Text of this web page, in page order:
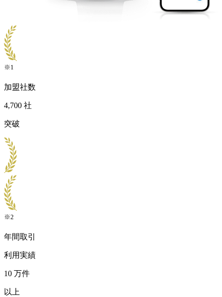
※1
加盟社数
4,700 社
突破
※2
年間取引
利用実績
10 万件
以上